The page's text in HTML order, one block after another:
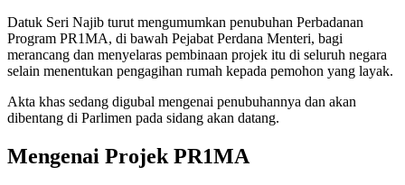
Datuk Seri Najib turut mengumumkan penubuhan Perbadanan
Program PR1MA, di bawah Pejabat Perdana Menteri, bagi
merancang dan menyelaras pembinaan projek itu di seluruh negara
selain menentukan pengagihan rumah kepada pemohon yang layak.
Akta khas sedang digubal mengenai penubuhannya dan akan
dibentang di Parlimen pada sidang akan datang.
Mengenai Projek PR1MA